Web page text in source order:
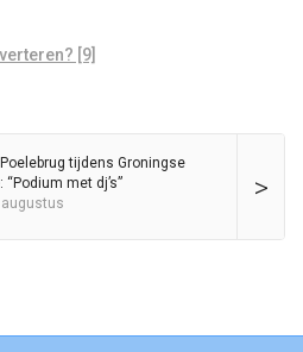
[9]
>
tijdens Groningse
“Podium met dj’s”
augustus